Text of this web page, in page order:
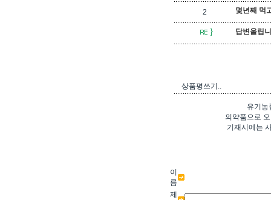
2 몇년째 먹
답변올립
상품평쓰기..
유기농
의약품으로
기재시에는
이
름
제